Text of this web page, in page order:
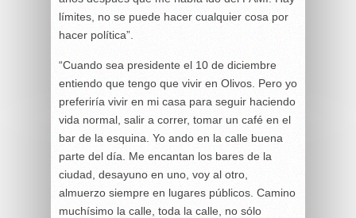
límites, no se puede hacer cualquier cosa por
hacer política”.
“Cuando sea presidente el 10 de diciembre
entiendo que tengo que vivir en Olivos. Pero yo
preferiría vivir en mi casa para seguir haciendo
vida normal, salir a correr, tomar un café en el
bar de la esquina. Yo ando en la calle buena
parte del día. Me encantan los bares de la
ciudad, desayuno en uno, voy al otro,
almuerzo siempre en lugares públicos. Camino
muchísimo la calle, toda la calle, no sólo